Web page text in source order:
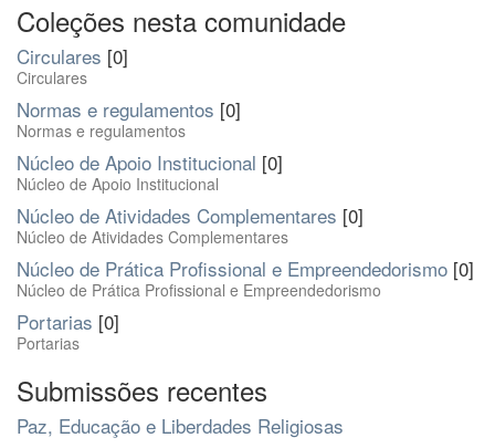
Coleções nesta comunidade
Circulares [0]
Circulares
Normas e regulamentos [0]
Normas e regulamentos
Núcleo de Apoio Institucional [0]
Núcleo de Apoio Institucional
Núcleo de Atividades Complementares [0]
Núcleo de Atividades Complementares
Núcleo de Prática Profissional e Empreendedorismo [0]
Núcleo de Prática Profissional e Empreendedorismo
Portarias [0]
Portarias
Submissões recentes
Paz, Educação e Liberdades Religiosas